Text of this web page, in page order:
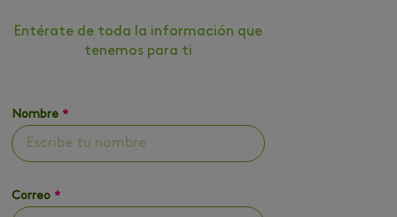
Entérate de toda la información que
tenemos para ti
Nombre *
Correo *